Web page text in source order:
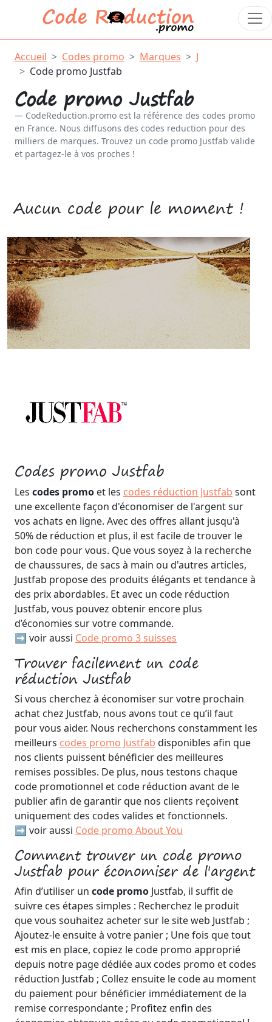
Accueil Codes promo Marques
J
Code promo Justfab
Code promo Justfab
CodeReduction.promo est la référence des codes promo
en France. Nous diffusons des codes reduction pour des
milliers de marques. Trouvez un code promo Justfab valide
et partagez-le à vos proches !
Codes promo Justfab
Les codes promo et les codes réduction Justfab sont
une excellente façon d'économiser de l'argent sur
vos achats en ligne. Avec des offres allant jusqu'à
50% de réduction et plus, il est facile de trouver le
bon code pour vous. Que vous soyez à la recherche
de chaussures, de sacs à main ou d'autres articles,
Justfab propose des produits élégants et tendance à
des prix abordables. Et avec un code réduction
Justfab, vous pouvez obtenir encore plus
d’économies sur votre commande.
➡️ voir aussi Code promo 3 suisses
Trouver facilement un code
réduction Justfab
Si vous cherchez à économiser sur votre prochain
achat chez Justfab, nous avons tout ce qu’il faut
pour vous aider. Nous recherchons constamment les
meilleurs codes promo Justfab disponibles afin que
nos clients puissent bénéficier des meilleures
remises possibles. De plus, nous testons chaque
code promotionnel et code réduction avant de le
publier afin de garantir que nos clients reçoivent
uniquement des codes valides et fonctionnels.
➡️ voir aussi Code promo About You
Comment trouver un code promo
Justfab pour économiser de l'argent
Afin d’utiliser un code promo Justfab, il suffit de
suivre ces étapes simples : Recherchez le produit
que vous souhaitez acheter sur le site web Justfab ;
Ajoutez-le ensuite à votre panier ; Une fois que tout
est mis en place, copiez le code promo approprié
depuis notre page dédiée aux codes promo et codes
réduction Justfab ; Collez ensuite le code au moment
du paiement pour bénéficier immédiatement de la
remise correspondante ; Profitez enfin des
Aucun code pour le moment !